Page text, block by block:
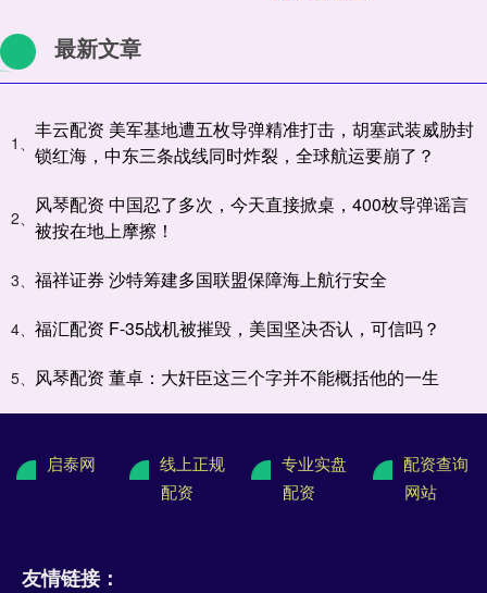
最新文章
1、
丰云配资 美军基地遭五枚导弹精准打击，胡塞武装威胁封
锁红海，中东三条战线同时炸裂，全球航运要崩了？
2、
风琴配资 中国忍了多次，今天直接掀桌，400枚导弹谣言
被按在地上摩擦！
3、 福祥证券 沙特筹建多国联盟保障海上航行安全
4、 福汇配资 F-35战机被摧毁，美国坚决否认，可信吗？
5、 风琴配资 董卓：大奸臣这三个字并不能概括他的一生
启泰网
线上正规
配资
专业实盘
配资
配资查询
网站
友情链接：